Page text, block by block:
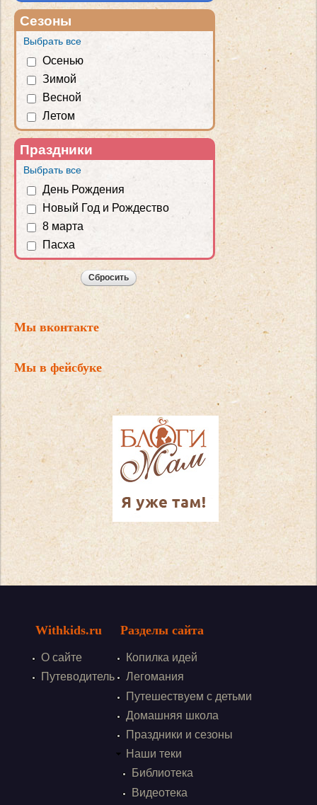
Сезоны
Выбрать все
Осенью
Зимой
Весной
Летом
Праздники
Выбрать все
День Рождения
Новый Год и Рождество
8 марта
Пасха
Мы вконтакте
Мы в фейсбуке
Withkids.ru
О сайте
Путеводитель
Разделы сайта
Копилка идей
Легомания
Путешествуем с детьми
Домашняя школа
Праздники и сезоны
Наши теки
Библиотека
Видеотека